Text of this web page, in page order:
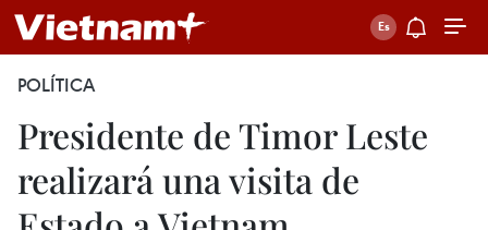
POLÍTICA
Presidente de Timor Leste
realizará una visita de